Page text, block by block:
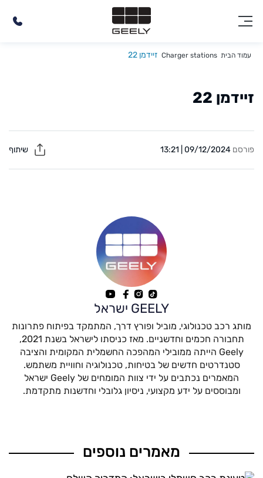
עמוד הבית Charger stations זיידמן 22
זיידמן 22
פורסם 09/12/2024 | 13:21
GEELY ישראל
מותג רכב טכנולוגי, מוביל ופורץ דרך, המתמקד בפיתוח פתרונות
תחבורה חכמים וחדשניים. מאז כניסתו לישראל בשנת 2021,
Geely הייתה ממובילי המהפכה החשמלית המקומית והציבה
סטנדרטים חדשים של בטיחות, טכנולוגיה וחוויית משתמש.
המאמרים נכתבים על ידי צוות המומחים של Geely ישראל
ומבוססים על ידע מקצועי, ניסיון גלובלי וחדשנות מתקדמת.
מאמרים נוספים